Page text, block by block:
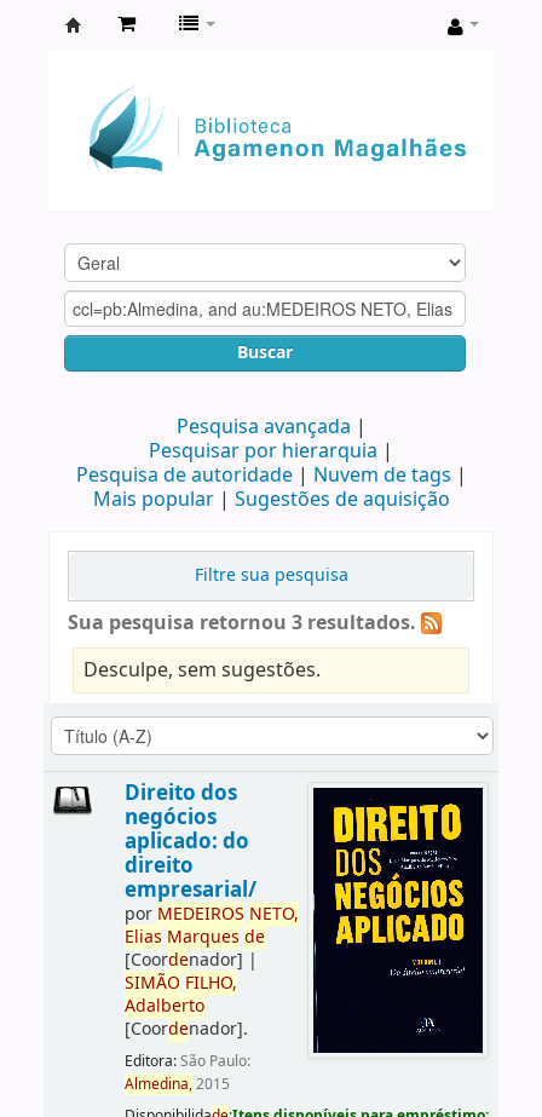
Agamenon
Magalhães
Buscar
Pesquisa avançada
Pesquisar por hierarquia
Pesquisa de autoridade
Nuvem de tags
Mais popular
Sugestões de aquisição
Filtre sua pesquisa
Sua pesquisa retornou 3 resultados.
Desculpe, sem sugestões.
Direito dos
negócios
aplicado: do
direito
empresarial/
por MEDEIROS NETO,
Elias Marques de
[Coordenador] |
SIMÃO FILHO,
Adalberto
[Coordenador].
Editora:São Paulo:
Almedina,2015